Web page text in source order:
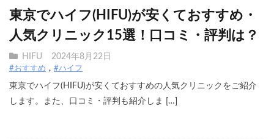
東京でハイフ(HIFU)が安くておすすめ・
人気クリニック15選！口コミ・評判は？
HIFU 2024年8月22日
#おすすめ #ハイフ
東京でハイフ(HIFU)が安くておすすめの人気クリニックをご紹介
します。また、口コミ・評判も紹介しま […]